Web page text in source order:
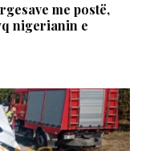
me postë,
nigerianin e